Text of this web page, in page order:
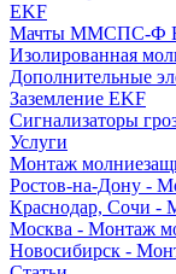
EKF
Мачты ММСПС-Ф
Изолированная
Дополнительные
Заземление EKF
Сигнализаторы
Услуги
Монтаж
Ростов-на-Дону -
Краснодар, Сочи -
Москва - Монтаж
Новосибирск -